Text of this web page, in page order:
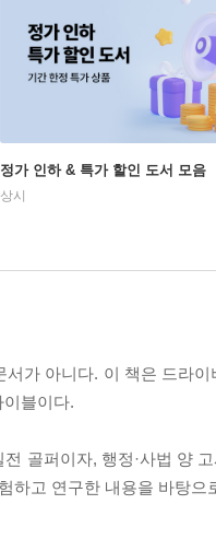
정가 인하 & 특가 할인 도서 모음
상시
가 아니다. 이 책은 드라
블이다.
골퍼이자, 행정·사법 양
고 연구한 내용을 바탕으